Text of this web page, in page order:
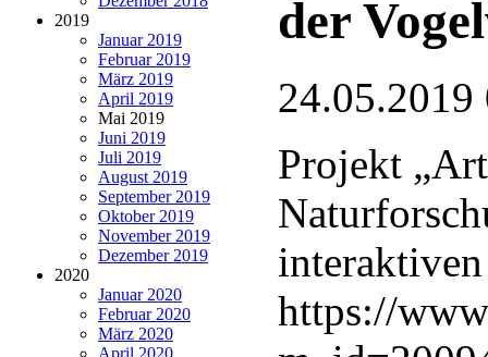
2019
Januar 2019
Februar 2019
März 2019
April 2019
Mai 2019
Juni 2019
Juli 2019
August 2019
September 2019
Oktober 2019
November 2019
Dezember 2019
2020
Januar 2020
Februar 2020
März 2020
April 2020
der
24.05.2019
Projekt
https://